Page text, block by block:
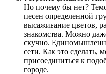
Но почему бы нет?
песен определенной
высаживание цветов,
знакомства. Можно
скучно.
сети. Как это сделать,
присоединиться к
городе.